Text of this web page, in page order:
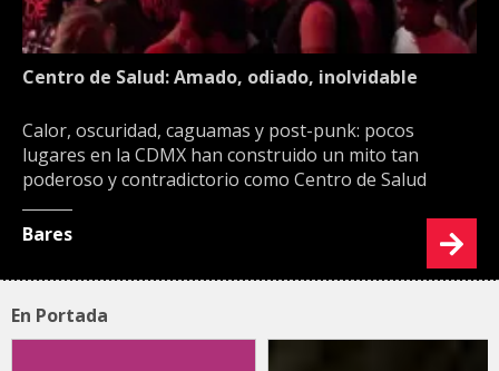
Centro de Salud: Amado, odiado, inolvidable
Calor, oscuridad, caguamas y post-punk: pocos
lugares en la CDMX han construido un mito tan
poderoso y contradictorio como Centro de Salud
Bares
En Portada